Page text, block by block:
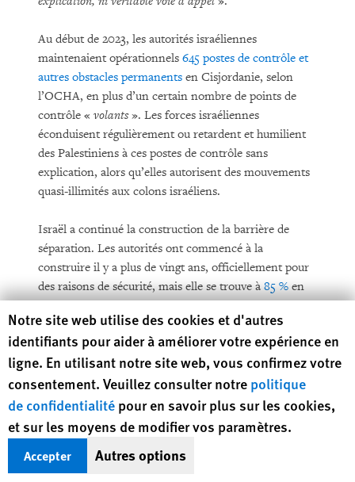
Au début de 2023, les autorités israéliennes
maintenaient opérationnels 645 postes de contrôle et
autres obstacles permanents en Cisjordanie, selon
l’OCHA, en plus d’un certain nombre de points de
contrôle « volants». Les forces israéliennes
éconduisent régulièrement ou retardent et humilient
des Palestiniens à ces postes de contrôle sans
explication, alors qu’elles autorisent des mouvements
quasi-illimités aux colons israéliens.
Israël a continué la construction de la barrière de
séparation. Les autorités ont commencé à la
construire il y a plus de vingt ans, officiellement pour
des raisons de sécurité, mais elle se trouve à85 %en
Cisjordanie, selon l’OCHA, plutôt que sur la Ligne
verte séparant Israël du territoire palestinien. Ainsi, la
barrière sépare des milliers de Palestiniens de leurs
terres agricoles, isole11 000 Palestiniens qui vivent du
côté ouest de la barrière mais ne sont pas autorisés à
se rendre en Israël et dont la capacité de traverser la
barrière pour accéder à leur propriété et à des services
de base est très restreinte. Lorsqu’elle sera terminée,
la barrière détachera de la Cisjordanie environ
sa superficie.
Human Rights Watch cookie preferences
Notre site web utilise des cookies et d'autres
identifiants pour aider à améliorer votre expérience en
ligne. En utilisant notre site web, vous confirmez votre
consentement. Veuillez consulter notre politique
de confidentialité pour en savoir plus sur les cookies,
et sur les moyens de modifier vos paramètres.
Accepter Autres options